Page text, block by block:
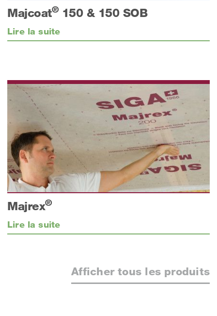
Majcoat®150 & 150 SOB
Lire la suite
Majrex®
Lire la suite
Afficher tous les produits